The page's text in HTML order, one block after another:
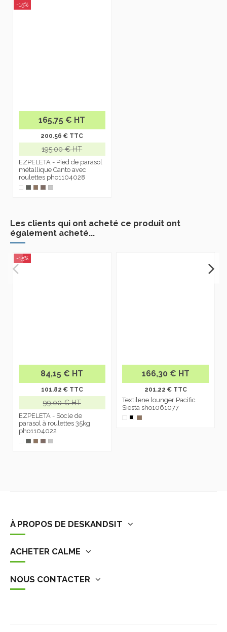
-15%
165,75 € HT
200.56 € TTC
195,00 € HT
EZPELETA - Pied de parasol
métallique Canto avec
roulettes pho1104028
Les clients qui ont acheté ce produit ont
également acheté...
-15%
84,15 € HT
101.82 € TTC
99,00 € HT
EZPELETA - Socle de
parasol à roulettes 35kg
pho1104022
166,30 € HT
201.22 € TTC
Textilene lounger Pacific
Siesta sho1061077
À PROPOS DE DESKANDSIT
ACHETER CALME
NOUS CONTACTER